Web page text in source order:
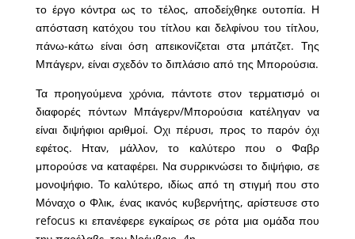
το έργο κόντρα ως το τέλος, αποδείχθηκε ουτοπία. Η
απόσταση κατόχου του τίτλου και δελφίνου του τίτλου,
πάνω-κάτω είναι όση απεικονίζεται στα μπάτζετ. Της
Μπάγερν, είναι σχεδόν το διπλάσιο από της Μπορούσια.
Τα προηγούμενα χρόνια, πάντοτε στον τερματισμό οι
διαφορές πόντων Μπάγερν/Μπορούσια κατέληγαν να
είναι διψήφιοι αριθμοί. Οχι πέρυσι, προς το παρόν όχι
εφέτος. Ηταν, μάλλον, το καλύτερο που ο Φαβρ
μπορούσε να καταφέρει. Να συρρικνώσει το διψήφιο, σε
μονοψήφιο. Το καλύτερο, ιδίως από τη στιγμή που στο
Μόναχο ο Φλικ, ένας ικανός κυβερνήτης, αρίστευσε στο
refocus κι επανέφερε εγκαίρως σε ρότα μια ομάδα που